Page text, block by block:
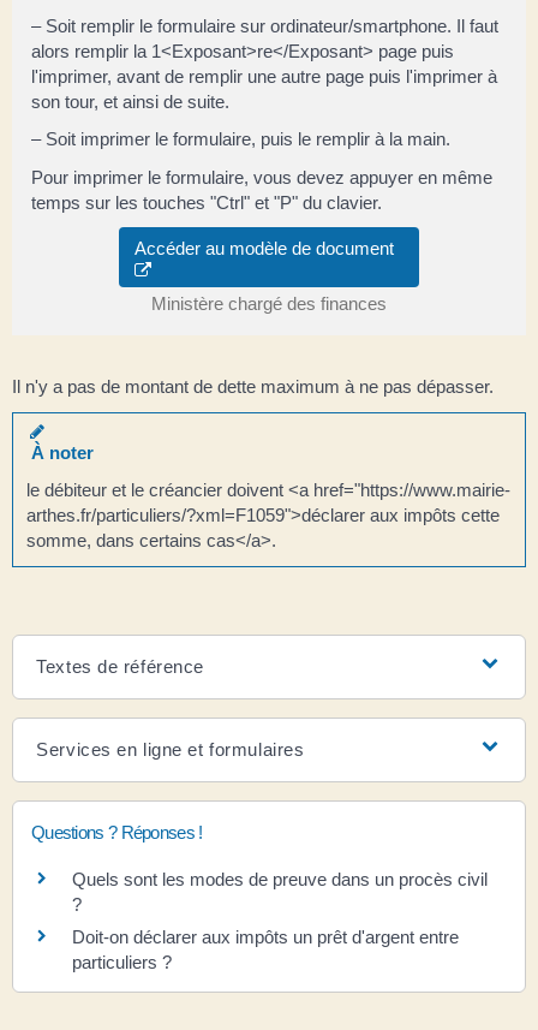
– Soit remplir le formulaire sur ordinateur/smartphone. Il faut
alors remplir la 1<Exposant>re</Exposant> page puis
l'imprimer, avant de remplir une autre page puis l'imprimer à
son tour, et ainsi de suite.
– Soit imprimer le formulaire, puis le remplir à la main.
Pour imprimer le formulaire, vous devez appuyer en même
temps sur les touches "Ctrl" et "P" du clavier.
Accéder au modèle de document
Ministère chargé des finances
Il n'y a pas de montant de dette maximum à ne pas dépasser.
À noter
le débiteur et le créancier doivent <a href="https://www.mairie-
arthes.fr/particuliers/?xml=F1059">déclarer aux impôts cette
somme, dans certains cas</a>.
Textes de référence
Services en ligne et formulaires
Questions ? Réponses !
Quels sont les modes de preuve dans un procès civil
?
Doit-on déclarer aux impôts un prêt d'argent entre
particuliers ?